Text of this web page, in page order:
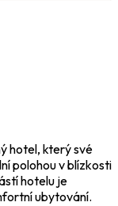
hotel, který své
polohou v blízkosti
hotelu je
ubytování.